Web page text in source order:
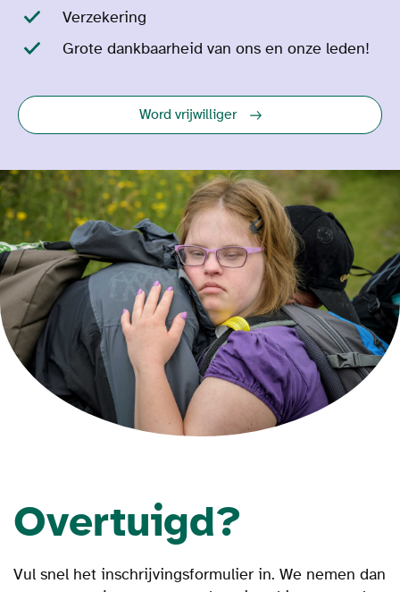
Verzekering
Grote dankbaarheid van ons en onze leden!
Word vrijwilliger
Overtuigd?
Vul snel het inschrijvingsformulier in. We nemen dan